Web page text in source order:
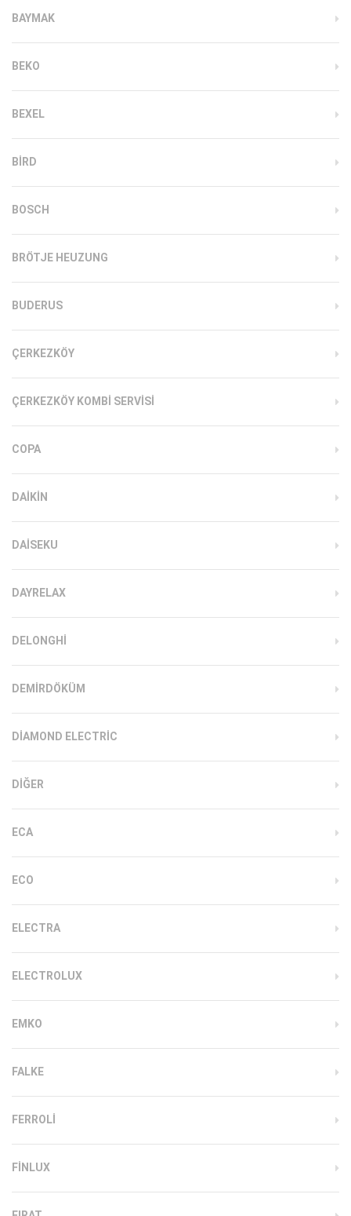
BAYMAK
BEKO
BEXEL
BIRD
BOSCH
BRÖTJE HEUZUNG
BUDERUS
ÇERKEZKÖY
ÇERKEZKÖY KOMBI SERVISI
COPA
DAIKIN
DAISEKU
DAYRELAX
DELONGHI
DEMIRDÖKÜM
DIAMOND ELECTRIC
DIĞER
ECA
ECO
ELECTRA
ELECTROLUX
EMKO
FALKE
FERROLI
FINLUX